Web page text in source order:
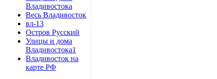
Владивостока
Весь Владивосток
вл-13
Остров Русский
Улицы и дома
Владивостока1
Владивосток на
карте РФ